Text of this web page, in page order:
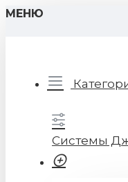
МЕНЮ
Системы